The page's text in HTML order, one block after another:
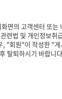
의 고객센터 또는
법 및 개인정보취
회원"이 작성한 "게
탈퇴하시기 바랍니